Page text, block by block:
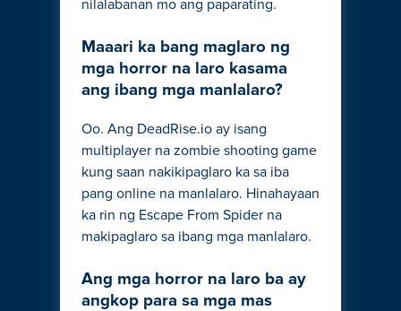
nilalabanan mo ang paparating.
Maaari ka bang maglaro ng
mga horror na laro kasama
ang ibang mga manlalaro?
Oo. Ang DeadRise.io ay isang
multiplayer na zombie shooting game
kung saan nakikipaglaro ka sa iba
pang online na manlalaro. Hinahayaan
ka rin ng Escape From Spider na
makipaglaro sa ibang mga manlalaro.
Ang mga horror na laro ba ay
angkop para sa mga mas